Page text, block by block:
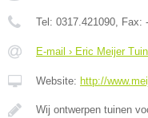
Tel: 0317.421090, Fax: -
E-mail › Eric Meijer
Website: http://
Wij ontwerpen tuinen